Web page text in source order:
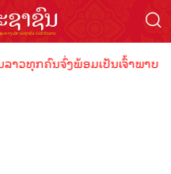
າວທຸກຄົນຈົ່ງພ້ອມເປັນເຈົ້າພາບ